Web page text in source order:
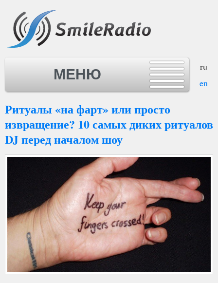
ru
en
МЕНЮ
МЕНЮ
Ритуалы «на фарт» или просто
извращение? 10 самых диких ритуалов
DJ перед началом шоу